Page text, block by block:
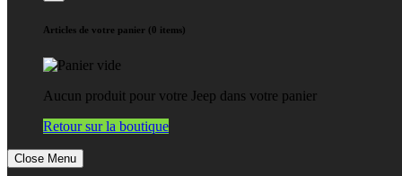
Articles de votre panier (0 items)
Aucun produit pour votre Jeep dans votre panier
Retour sur la boutique
Close Menu